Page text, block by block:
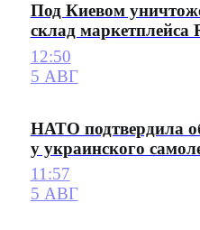
Под Киевом
склад маркетплейса
12:50
5 АВГ
НАТО подтвердила
у украинского
11:57
5 АВГ